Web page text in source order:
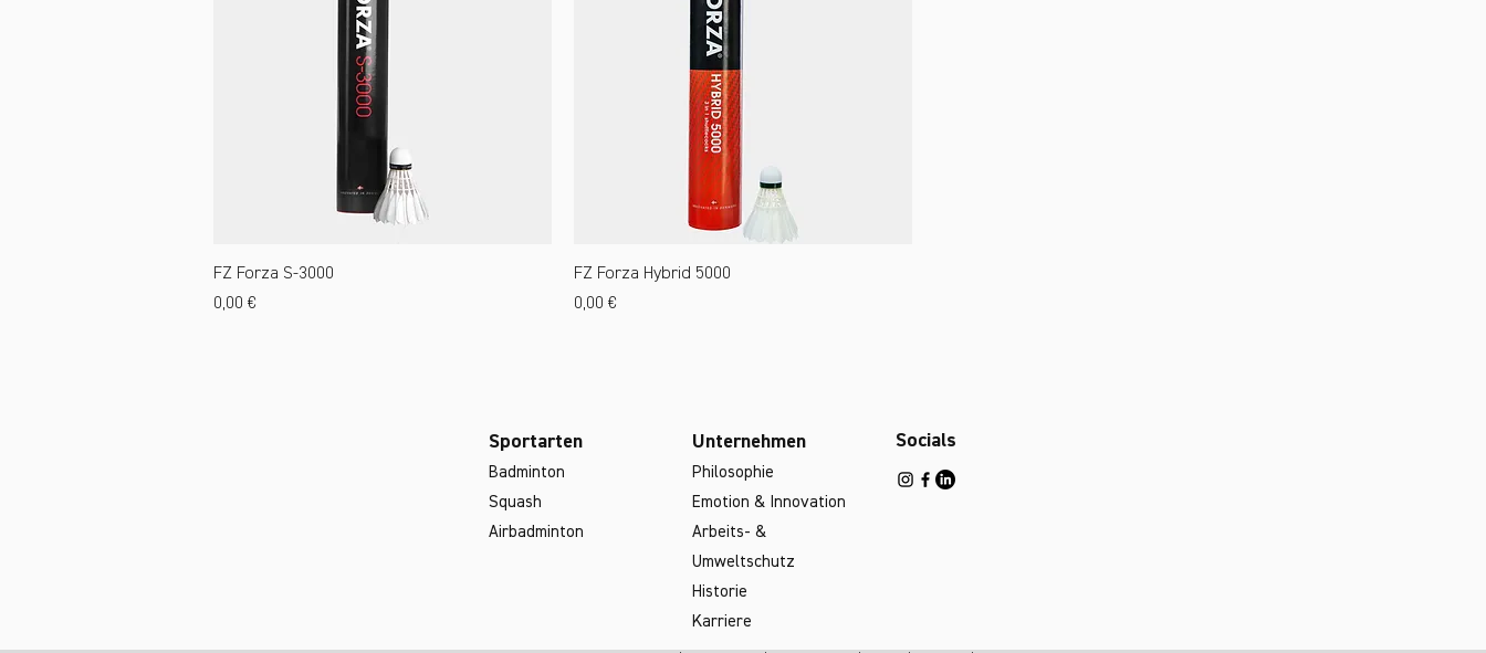
FZ Forza S-3000
Preis
0,00 €
FZ Forza Hybrid 5000
Preis
0,00 €
Sportarten
Badminton
Squash
Airbadminton
Unternehmen
Philosophie
Emotion & Innovation
Arbeits- &
Umweltschutz
Historie
Karriere
Socials